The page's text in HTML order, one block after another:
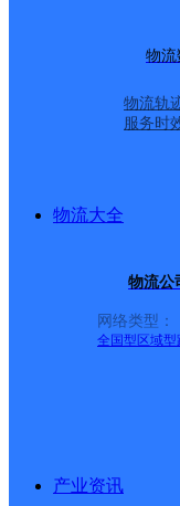
物流
物流轨
服务时
物流大全
物流公
网络类型：
全国型 区域型
产业资讯
中国邮